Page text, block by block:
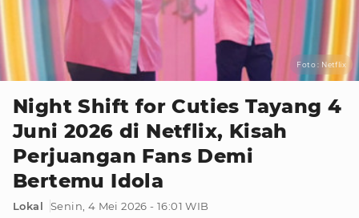
Foto : Netflix
Night Shift for Cuties Tayang 4
Juni 2026 di Netflix, Kisah
Perjuangan Fans Demi
Bertemu Idola
Lokal
Senin, 4 Mei 2026 - 16:01 WIB